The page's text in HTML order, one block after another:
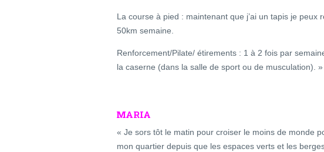
La course à pied : maintenant que j’ai un tapis je peux
50km semaine.
Renforcement/Pilate/ étirements : 1 à 2 fois par
la caserne (dans la salle de sport ou de musculation). »
MARIA
« Je sors tôt le matin pour croiser le moins de monde
mon quartier depuis que les espaces verts et les